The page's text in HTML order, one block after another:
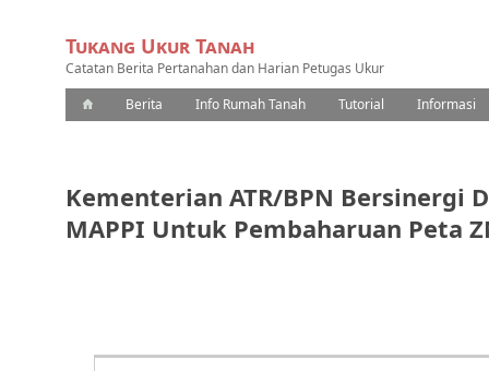
Tukang Ukur Tanah
Catatan Berita Pertanahan dan Harian Petugas Ukur
Berita
Info Rumah Tanah Tutorial Informasi
Kementerian ATR/BPN Bersinergi
MAPPI Untuk Pembaharuan Peta